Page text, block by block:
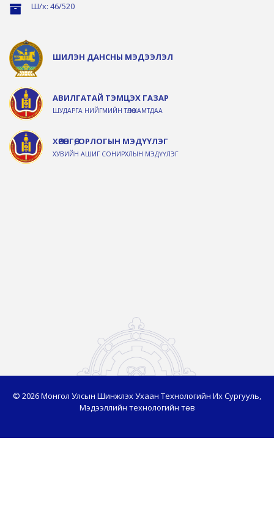
Ш/х: 46/520
ШИЛЭН ДАНСНЫ МЭДЭЭЛЭЛ
АВИЛГАТАЙ ТЭМЦЭХ ГАЗАР
ШУДАРГА НИЙГМИЙН ТӨЛӨӨ ХАМТДАА
ХӨРӨНГӨ, ОРЛОГЫН МЭДҮҮЛЭГ
ХУВИЙН АШИГ СОНИРХЛЫН МЭДҮҮЛЭГ
© 2026 Монгол Улсын Шинжлэх Ухаан Технологийн Их Сургууль,
Мэдээллийн технологийн төв